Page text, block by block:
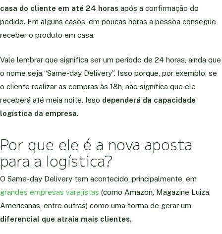
casa do cliente em até 24 horas após a confirmação do
pedido. Em alguns casos, em poucas horas a pessoa consegue
receber o produto em casa.
Vale lembrar que significa ser um período de 24 horas, ainda que
o nome seja “Same-day Delivery”. Isso porque, por exemplo, se
o cliente realizar as compras às 18h, não significa que ele
receberá até meia noite. Isso dependerá da capacidade
logística da empresa.
Por que ele é a nova aposta
para a logística?
O Same-day Delivery tem acontecido, principalmente, em
grandes empresas varejistas (como Amazon, Magazine Luiza,
Americanas, entre outras) como uma forma de gerar um
diferencial que atraia mais clientes.